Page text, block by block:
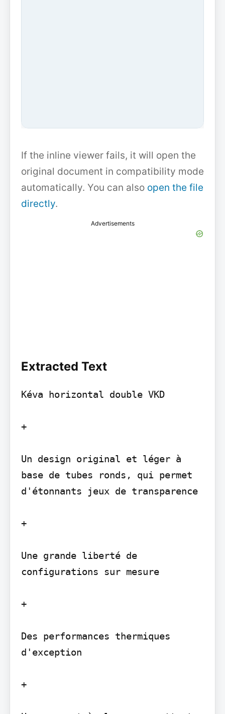
If the inline viewer fails, it will open the
original document in compatibility mode
automatically. You can also open the file
directly.
Advertisements
Extracted Text
Kéva horizontal double VKD
+
Un design original et léger à
base de tubes ronds, qui permet
d'étonnants jeux de transparence
+
Une grande liberté de
configurations sur mesure
+
Des performances thermiques
d'exception
+